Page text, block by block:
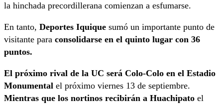
la hinchada precordillerana comienzan a esfumarse.
En tanto, Deportes Iquique sumó un importante punto de
visitante para consolidarse en el quinto lugar con 36
puntos.
El próximo rival de la UC será Colo-Colo en el Estadio
Monumental el próximo viernes 13 de septiembre.
Mientras que los nortinos recibirán a Huachipato el